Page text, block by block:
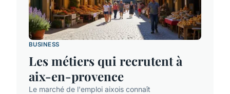
BUSINESS
Les métiers qui recrutent à
aix-en-provence
Le marché de l'emploi aixois connaît